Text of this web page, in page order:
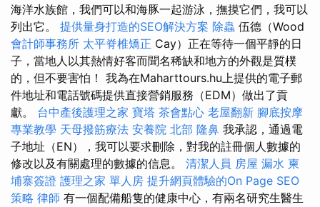
海洋水族館，我們可以和海豚一起游泳，撫摸它們，我可以
列出它。 提供量身打造的SEO解決方案 除蟲 伍德（Wood
會計師事務所 太平脊椎矯正 Cay）正在等待一個平靜的日
子，當地人以其熱情好客而聞名稀缺和地方的外觀是質樸
的，但不要害怕！ 我為在Maharttours.hu上提供的電子郵
件地址和電話號碼提供直接營銷服務（EDM）做出了貢
獻。 台中產後護理之家 寶塔 茶會點心 老屋翻新 腳底按摩
專業教學 天母撥筋療法 安養院 北部 隆鼻 我承認，通過電
子地址（EN），我可以要求刪除，對我的註冊個人數據的
修改以及有關處理的數據的信息。 清潔人員 房屋 漏水 柬
埔寨簽證 護理之家 單人房 提升網頁體驗的On Page SEO
策略 律師 有一個配備船隻的健康中心，有兩名研究生醫生